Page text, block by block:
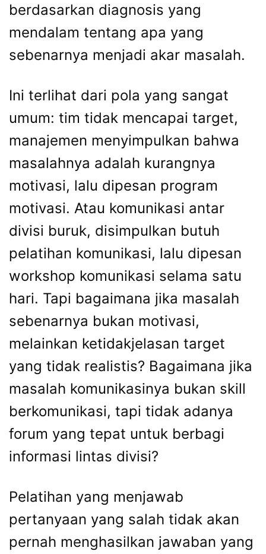
berdasarkan diagnosis yang
mendalam tentang apa yang
sebenarnya menjadi akar masalah.
Ini terlihat dari pola yang sangat
umum: tim tidak mencapai target,
manajemen menyimpulkan bahwa
masalahnya adalah kurangnya
motivasi, lalu dipesan program
motivasi. Atau komunikasi antar
divisi buruk, disimpulkan butuh
pelatihan komunikasi, lalu dipesan
workshop komunikasi selama satu
hari. Tapi bagaimana jika masalah
sebenarnya bukan motivasi,
melainkan ketidakjelasan target
yang tidak realistis? Bagaimana jika
masalah komunikasinya bukan skill
berkomunikasi, tapi tidak adanya
forum yang tepat untuk berbagi
informasi lintas divisi?
Pelatihan yang menjawab
pertanyaan yang salah tidak akan
pernah menghasilkan jawaban yang